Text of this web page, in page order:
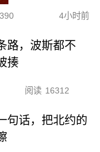
4小时前
路，波斯都不
揍
阅读 16312
句话，把北约的